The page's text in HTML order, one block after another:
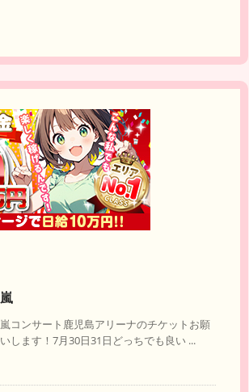
嵐
嵐コンサート鹿児島アリーナのチケットお願
いします！7月30日31日どっちでも良い ...